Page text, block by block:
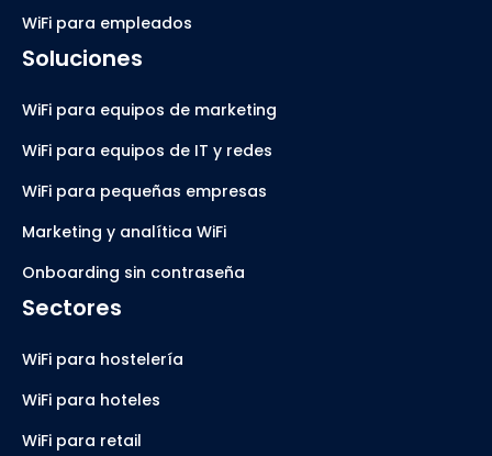
WiFi para empleados
Soluciones
WiFi para equipos de marketing
WiFi para equipos de IT y redes
WiFi para pequeñas empresas
Marketing y analítica WiFi
Onboarding sin contraseña
Sectores
WiFi para hostelería
WiFi para hoteles
WiFi para retail